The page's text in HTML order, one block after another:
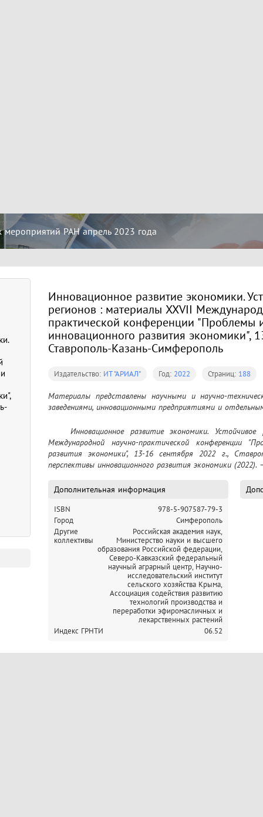
РАН апрель 2023 года
Инновационное развитие экономики.
регионов : материалы XXVII
практической конференции "Проблемы
инновационного развития экономики",
Ставрополь-Казань-Симферополь
Издательство: ИТ "АРИАЛ" Год: 2022 Страниц: 188
Материалы представлены научными и научно-
заведениями, инновационными предприятиями и
Международной научно-практической конференции
развития экономики", 13-16 сентября 2022 г.,
перспективы инновационного развития экономики
Дополнительная информация
ISBN
978-5-907587-79-3
Город
Симферополь
Другие
коллективы
Российская академия наук,
Министерство науки и высшего
образования Российской федерации,
Северо-Кавказский федеральный
научный аграрный центр, Научно-
исследовательский институт
сельского хозяйства Крыма,
Ассоциация содействия развитию
технологий производства и
переработки эфиромасличных и
лекарственных растений
Индекс ГРНТИ
06.52